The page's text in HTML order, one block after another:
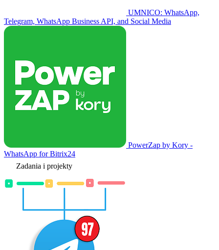
UMNICO: WhatsApp,
Telegram, WhatsApp Business API, and Social Media
PowerZap by Kory -
WhatsApp for Bitrix24
Zadania i projekty